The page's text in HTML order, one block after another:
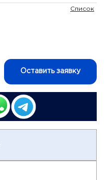
Список
Оставить заявку